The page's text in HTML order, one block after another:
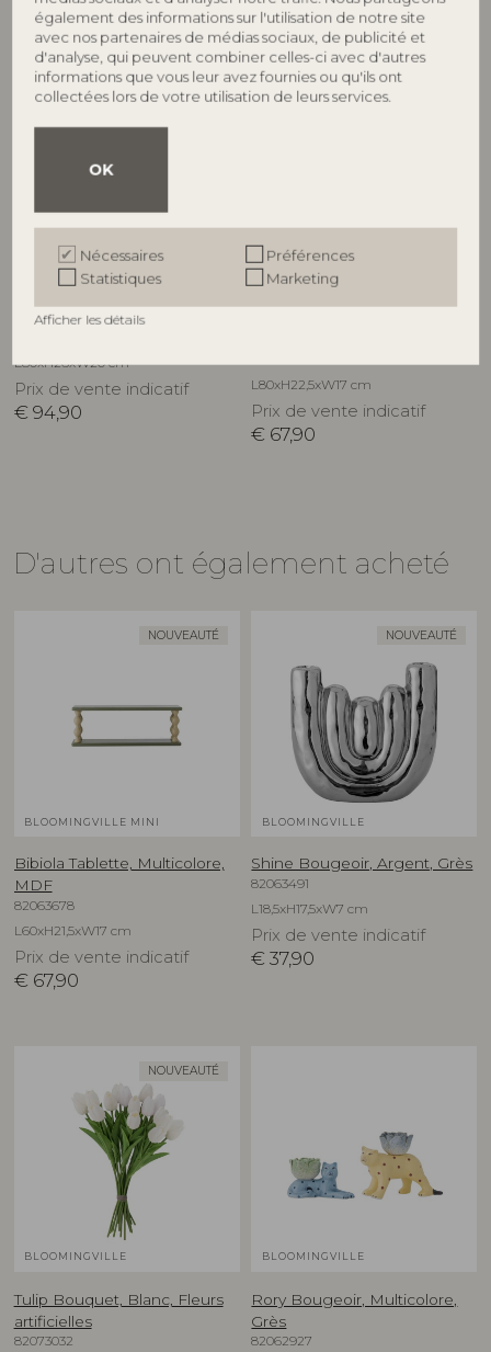
également des informations sur l'utilisation de notre site
avec nos partenaires de médias sociaux, de publicité et
d'analyse, qui peuvent combiner celles-ci avec d'autres
informations que vous leur avez fournies ou qu'ils ont
collectées lors de votre utilisation de leurs services.
OK
Nécessaires
Préférences
Statistiques
Marketing
Afficher les détails
BLOOMINGVILLE MINI
Bibiola Tablette, Bleu, MDF
L80xH26xW20 cm
Prix de vente indicatif
€ 94,90
BLOOMINGVILLE
L80xH22,5xW17 cm
Prix de vente indicatif
€ 67,90
D'autres ont également acheté
NOUVEAUTÉ
BLOOMINGVILLE MINI
Bibiola Tablette, Multicolore,
MDF
82063678
L60xH21,5xW17 cm
Prix de vente indicatif
€ 67,90
NOUVEAUTÉ
BLOOMINGVILLE
Shine Bougeoir, Argent, Grès
82063491
L18,5xH17,5xW7 cm
Prix de vente indicatif
€ 37,90
NOUVEAUTÉ
BLOOMINGVILLE
Tulip Bouquet, Blanc, Fleurs
artificielles
82073032
BLOOMINGVILLE
Rory Bougeoir, Multicolore,
Grès
82062927